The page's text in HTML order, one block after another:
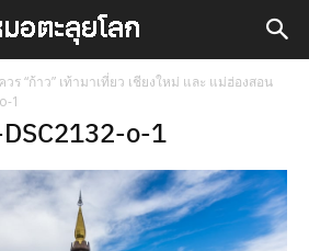
วร “ก้าว” เท้ามาเที่ยว เชียงใหม่ และ แม่ฮ่องสอน
1
o-1